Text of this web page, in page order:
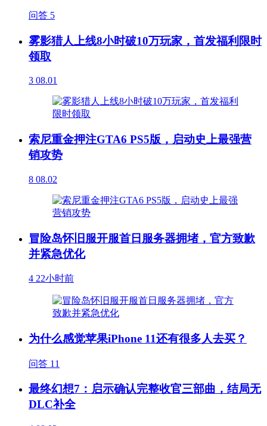
问答 5
雾影猎人上线8小时破10万玩家，首发福利限时
领取
3 08.01
索尼重金押注GTA6 PS5版，启动史上最强营
销攻势
8 08.02
冒险岛怀旧服开服首日服务器拥堵，官方致歉
并紧急优化
4 22小时前
为什么感觉苹果iPhone 11还有很多人去买？
问答 11
最终幻想7：启示确认完整收官三部曲，结局无
DLC补全